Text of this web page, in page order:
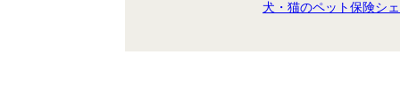
犬・猫のペット保険シ